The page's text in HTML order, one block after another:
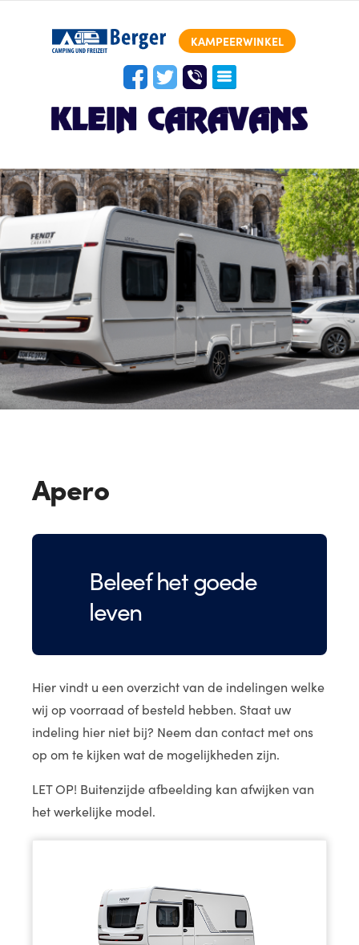
KAMPEERWINKEL
Apero
Beleef het goede
leven
Hier vindt u een overzicht van de indelingen welke
wij op voorraad of besteld hebben. Staat uw
indeling hier niet bij? Neem dan contact met ons
op om te kijken wat de mogelijkheden zijn.
LET OP! Buitenzijde afbeelding kan afwijken van
het werkelijke model.